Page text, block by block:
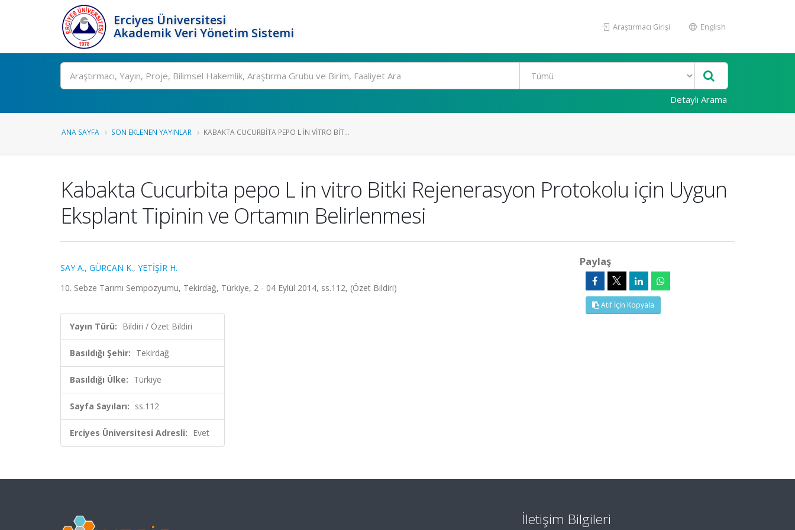
Erciyes Üniversitesi
Akademik Veri Yönetim Sistemi
Araştırmacı Girişi English
Ara
Detaylı Arama
ANA SAYFA SON EKLENEN YAYINLAR KABAKTA CUCURBITA PEPO L IN VITRO BIT...
Kabakta Cucurbita pepo L in vitro Bitki Rejenerasyon Protokolu için Uygun
Eksplant Tipinin ve Ortamın Belirlenmesi
SAY A., GÜRCAN K., YETİŞİR H.
10. Sebze Tarımı Sempozyumu, Tekirdağ, Türkiye, 2 - 04 Eylül 2014, ss.112, (Özet Bildiri)
Yayın Türü: Bildiri / Özet Bildiri
Basıldığı Şehir: Tekirdağ
Basıldığı Ülke: Türkiye
Sayfa Sayıları: ss.112
Erciyes Üniversitesi Adresli: Evet
Paylaş
Atıf İçin Kopyala
İletişim Bilgileri